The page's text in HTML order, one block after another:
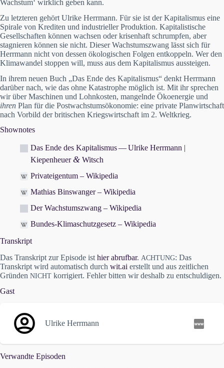
Wachstum‘ wirklich geben kann.
Zu letzteren gehört Ulrike Herrmann. Für sie ist der Kapitalismus eine
Spirale von Krediten und industrieller Produktion. Kapitalistische
Gesellschaften können wachsen oder krisenhaft schrumpfen, aber
stagnieren können sie nicht. Dieser Wachstumszwang lässt sich für
Herrmann nicht von dessen ökologischen Folgen entkoppeln. Wer den
Klimawandel stoppen will, muss aus dem Kapitalismus aussteigen.
In ihrem neuen Buch „Das Ende des Kapitalismus“ denkt Herrmann
darüber nach, wie das ohne Katastrophe möglich ist. Mit ihr sprechen
wir über Maschinen und Lohnkosten, mangelnde Ökoenergie und
ihren Plan für die Postwachstumsökonomie: eine private Planwirtschaft
nach Vorbild der britischen Kriegswirtschaft im 2. Weltkrieg.
Shownotes
Das Ende des Kapitalismus — Ulrike Herrmann |
Kiepenheuer& Witsch
Privateigentum – Wikipedia
Mathias Binswanger – Wikipedia
Der Wachstumszwang – Wikipedia
Bundes-Klimaschutzgesetz – Wikipedia
Transkript
Das Transkript zur Episode ist hier abrufbar. ACHTUNG: Das
Transkript wird automatisch durch wit.ai erstellt und aus zeitlichen
Gründen NICHT korrigiert. Fehler bitten wir deshalb zu entschuldigen.
Gast
Ulrike Herrmann
Verwandte Episoden